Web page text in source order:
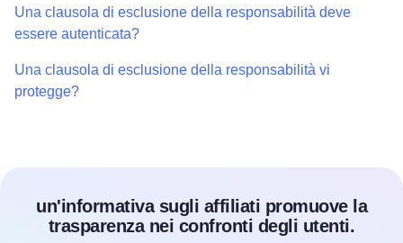
Una clausola di esclusione della responsabilità deve
essere autenticata?
Una clausola di esclusione della responsabilità vi
protegge?
un'informativa sugli affiliati promuove la
trasparenza nei confronti degli utenti.